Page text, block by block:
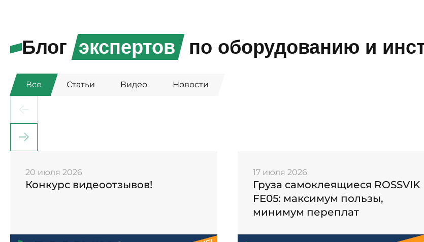
Блог экспертов по оборудованию и
Все Статьи Видео Новости
20 июля 2026
Конкурс видеоотзывов!
17 июля 2026
Груза самоклеящиеся ROSSVIK
FE05: максимум пользы,
минимум переплат